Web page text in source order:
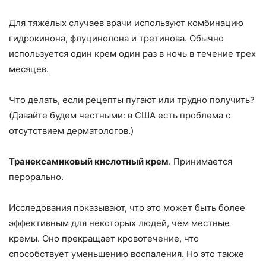
Для тяжелых случаев врачи используют комбинацию
гидрокинона, флуцинолона и третинова. Обычно
используется один крем один раз в ночь в течение трех
месяцев.
Что делать, если рецепты пугают или трудно получить?
(Давайте будем честными: в США есть проблема с
отсутствием дерматологов.)
Транексамиковый кислотный крем. Принимается
перорально.
Исследования показывают, что это может быть более
эффективным для некоторых людей, чем местные
кремы. Оно прекращает кровотечение, что
способствует уменьшению воспаления. Но это также